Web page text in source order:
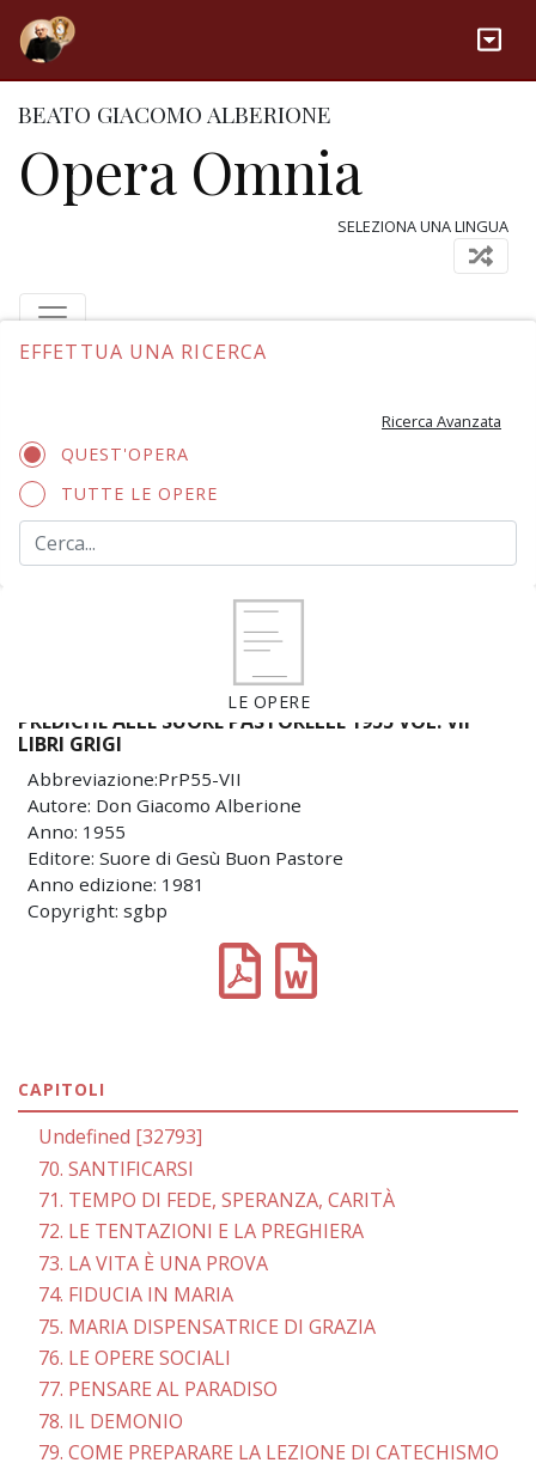
BEATO GIACOMO ALBERIONE
Opera Omnia
SELEZIONA UNA LINGUA
EFFETTUA UNA RICERCA
Ricerca Avanzata
QUEST'OPERA
TUTTE LE OPERE
LE OPERE
PREDICHE ALLE SUORE PASTORELLE 1955 VOL. VII
LIBRI GRIGI
Abbreviazione:PrP55-VII
Autore: Don Giacomo Alberione
Anno: 1955
Editore: Suore di Gesù Buon Pastore
Anno edizione: 1981
Copyright: sgbp
CAPITOLI
Undefined [32793]
70. SANTIFICARSI
71. TEMPO DI FEDE, SPERANZA, CARITÀ
72. LE TENTAZIONI E LA PREGHIERA
73. LA VITA È UNA PROVA
74. FIDUCIA IN MARIA
75. MARIA DISPENSATRICE DI GRAZIA
76. LE OPERE SOCIALI
77. PENSARE AL PARADISO
78. IL DEMONIO
79. COME PREPARARE LA LEZIONE DI CATECHISMO